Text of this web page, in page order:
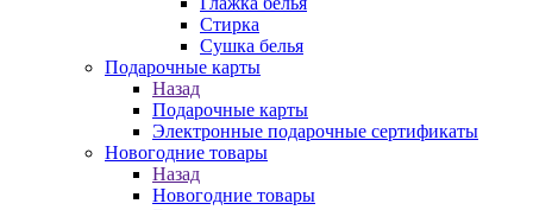
Стирка
Сушка белья
Подарочные карты
Назад
Подарочные карты
Электронные подарочные сертификаты
Новогодние товары
Назад
Новогодние товары